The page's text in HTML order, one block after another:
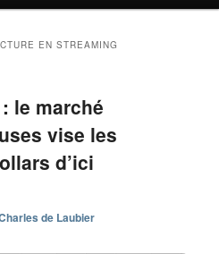
EN STREAMING
le marché
vise les
d’ici
de Laubier